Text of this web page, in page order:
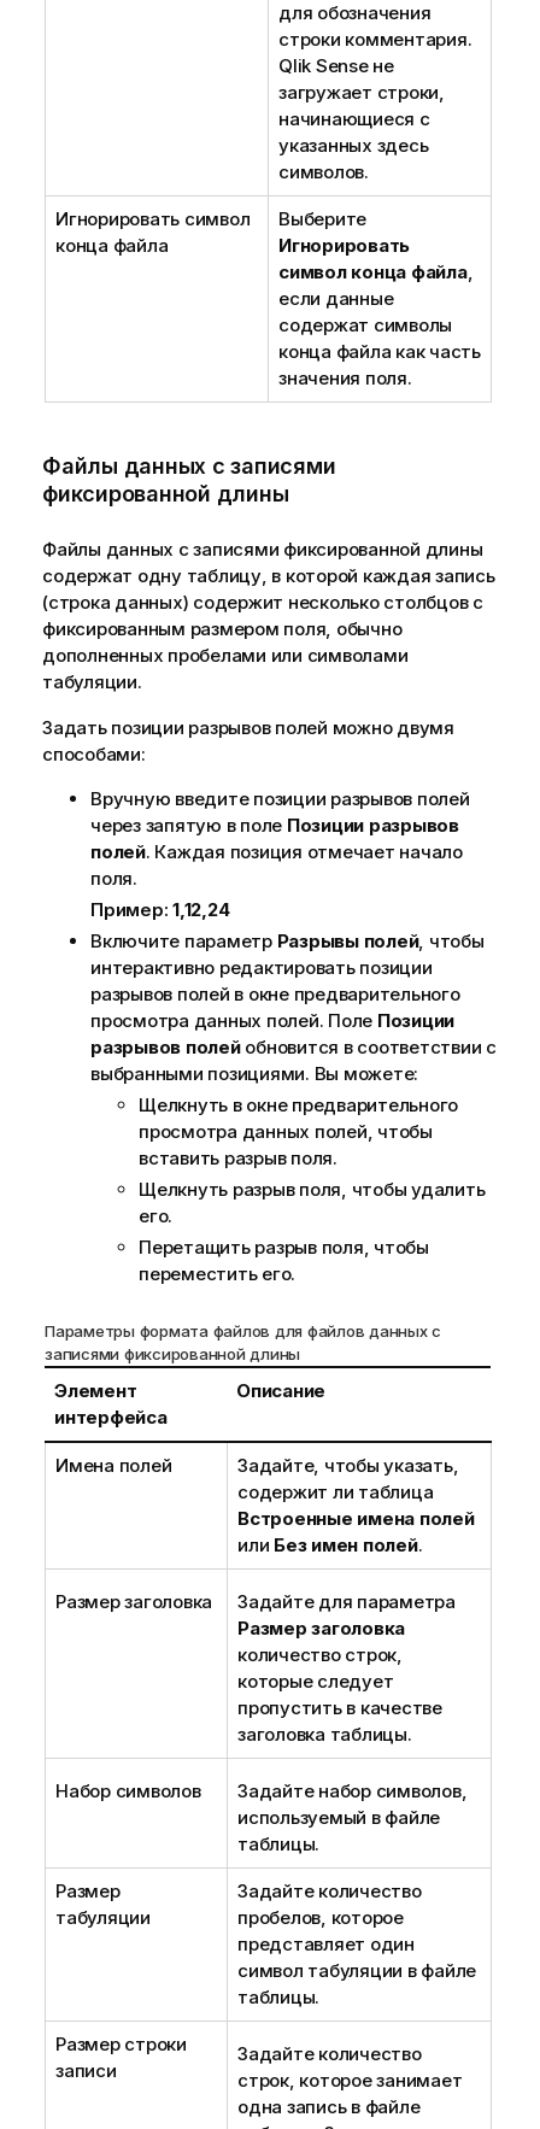
для обозначения
строки комментария.
Qlik Senseне
загружает строки,
начинающиеся с
указанных здесь
символов.
Игнорировать символ
конца файла
Выберите
Игнорировать
символ конца файла,
если данные
содержат символы
конца файла как часть
значения поля.
Файлы данных с записями
фиксированной длины
Файлы данных с записями фиксированной длины
содержат одну таблицу, в которой каждая запись
(строка данных) содержит несколько столбцов с
фиксированным размером поля, обычно
дополненных пробелами или символами
табуляции.
Задать позиции разрывов полей можно двумя
способами:
Вручную введите позиции разрывов полей
через запятую в поле Позиции разрывов
полей. Каждая позиция отмечает начало
поля.
Пример: 1,12,24
Включите параметр Разрывы полей, чтобы
интерактивно редактировать позиции
разрывов полей в окне предварительного
просмотра данных полей. Поле Позиции
разрывов полейобновится в соответствии с
выбранными позициями. Вы можете:
Щелкнуть в окне предварительного
просмотра данных полей, чтобы
вставить разрыв поля.
Щелкнуть разрыв поля, чтобы удалить
его.
Перетащить разрыв поля, чтобы
переместить его.
Параметры формата файлов для файлов данных с
записями фиксированной длины
Элемент
интерфейса
Описание
Имена полей
Задайте, чтобы указать,
содержит ли таблица
Встроенные имена полей
или Без имен полей.
Размер заголовка
Задайте для параметра
Размер заголовка
количество строк,
которые следует
пропустить в качестве
заголовка таблицы.
Набор символов
Задайте набор символов,
используемый в файле
таблицы.
Размер
табуляции
Задайте количество
пробелов, которое
представляет один
символ табуляции в файле
таблицы.
Размер строки
записи
Задайте количество
строк, которое занимает
одна запись в файле